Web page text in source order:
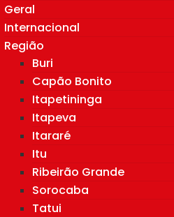
Geral
Internacional
Região
Buri
Capão Bonito
Itapetininga
Itapeva
Itararé
Itu
Ribeirão Grande
Sorocaba
Tatui